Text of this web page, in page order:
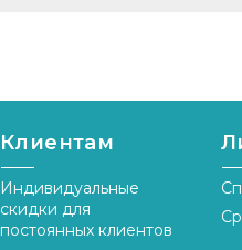
Клиентам
Индивидуальные
скидки для
постоянных клиентов